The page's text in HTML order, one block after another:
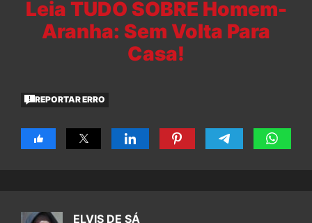
Leia TUDO SOBRE Homem-
Aranha: Sem Volta Para
Casa!
REPORTAR ERRO
ELVIS DE SÁ